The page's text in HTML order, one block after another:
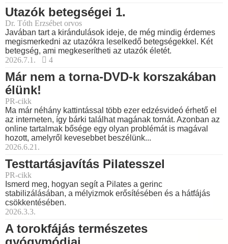
Utazók betegségei 1.
Dr. Tóth Erzsébet orvos
Javában tart a kirándulások ideje, de még mindig érdemes
megismerkedni az utazókra leselkedő betegségekkel. Két
betegség, ami megkeserítheti az utazók életét.
2026.7.1.
4
Már nem a torna-DVD-k korszakában
élünk!
PR-cikk
Ma már néhány kattintással több ezer edzésvideó érhető el
az interneten, így bárki találhat magának tornát. Azonban az
online tartalmak bősége egy olyan problémát is magával
hozott, amelyről kevesebbet beszélünk...
2026.6.21.
Testtartásjavítás Pilatesszel
PR-cikk
Ismerd meg, hogyan segít a Pilates a gerinc
stabilizálásában, a mélyizmok erősítésében és a hátfájás
csökkentésében.
2026.3.3.
A torokfájás természetes